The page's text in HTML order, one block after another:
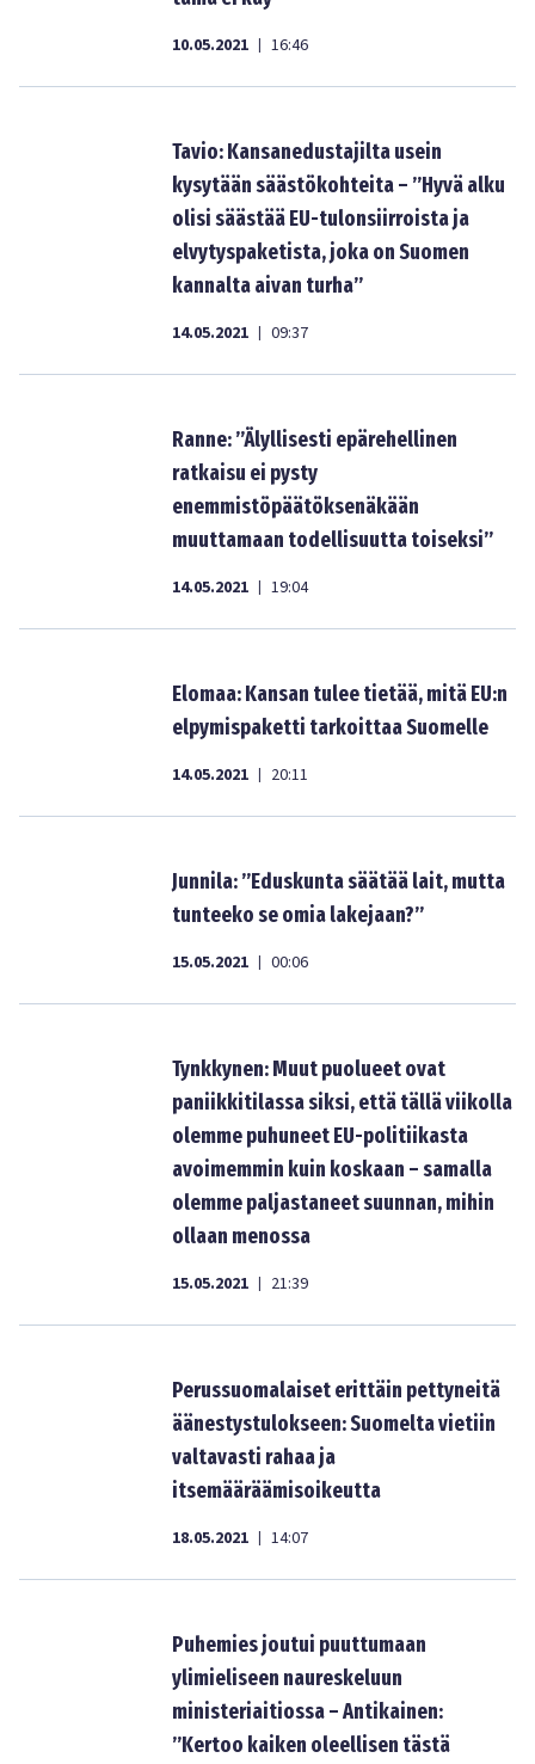
10.05.2021 | 16:46
Tavio: Kansanedustajilta usein
kysytään säästökohteita – ”Hyvä alku
olisi säästää EU-tulonsiirroista ja
elvytyspaketista, joka on Suomen
kannalta aivan turha”
14.05.2021 | 09:37
Ranne: ”Älyllisesti epärehellinen
ratkaisu ei pysty
enemmistöpäätöksenäkään
muuttamaan todellisuutta toiseksi”
14.05.2021 | 19:04
Elomaa: Kansan tulee tietää, mitä EU:n
elpymispaketti tarkoittaa Suomelle
14.05.2021 | 20:11
Junnila: ”Eduskunta säätää lait, mutta
tunteeko se omia lakejaan?”
15.05.2021 | 00:06
Tynkkynen: Muut puolueet ovat
paniikkitilassa siksi, että tällä viikolla
olemme puhuneet EU-politiikasta
avoimemmin kuin koskaan – samalla
olemme paljastaneet suunnan, mihin
ollaan menossa
15.05.2021 | 21:39
Perussuomalaiset erittäin pettyneitä
äänestystulokseen: Suomelta vietiin
valtavasti rahaa ja
itsemääräämisoikeutta
18.05.2021 | 14:07
Puhemies joutui puuttumaan
ylimieliseen naureskeluun
ministeriaitiossa – Antikainen:
”Kertoo kaiken oleellisen tästä